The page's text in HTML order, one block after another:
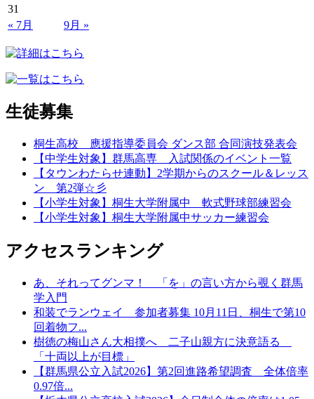
31
« 7月
9月 »
生徒募集
桐生高校 應援指導委員会 ダンス部 合同演技発表会
【中学生対象】群馬高専 入試関係のイベント一覧
【タウンわたらせ連動】2学期からのスクール＆レッス
ン 第2弾☆彡
【小学生対象】桐生大学附属中 軟式野球部練習会
【小学生対象】桐生大学附属中サッカー練習会
アクセスランキング
あ、それってグンマ！ 「を」の言い方から覗く群馬
学入門
和装でランウェイ 参加者募集 10月11日、桐生で第10
回着物フ...
樹徳の梅山さん大相撲へ 二子山親方に決意語る
「十両以上が目標」
【群馬県公立入試2026】第2回進路希望調査 全体倍率
0.97倍...